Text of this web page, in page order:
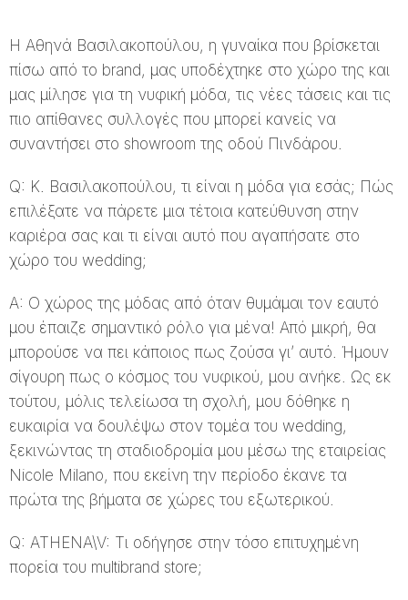
Η Αθηνά Βασιλακοπούλου, η γυναίκα που βρίσκεται
πίσω από το brand, μας υποδέχτηκε στο χώρο της και
μας μίλησε για τη νυφική μόδα, τις νέες τάσεις και τις
πιο απίθανες συλλογές που μπορεί κανείς να
συναντήσει στο showroom της οδού Πινδάρου.
Q: Κ. Βασιλακοπούλου, τι είναι η μόδα για εσάς; Πώς
επιλέξατε να πάρετε μια τέτοια κατεύθυνση στην
καριέρα σας και τι είναι αυτό που αγαπήσατε στο
χώρο του wedding;
A: Ο χώρος της μόδας από όταν θυμάμαι τον εαυτό
μου έπαιζε σημαντικό ρόλο για μένα! Από μικρή, θα
μπορούσε να πει κάποιος πως ζούσα γι’ αυτό. Ήμουν
σίγουρη πως ο κόσμος του νυφικού, μου ανήκε. Ως εκ
τούτου, μόλις τελείωσα τη σχολή, μου δόθηκε η
ευκαιρία να δουλέψω στον τομέα του wedding,
ξεκινώντας τη σταδιοδρομία μου μέσω της εταιρείας
Nicole Milano, που εκείνη την περίοδο έκανε τα
πρώτα της βήματα σε χώρες του εξωτερικού.
Q: ATHENA\V: Τι οδήγησε στην τόσο επιτυχημένη
πορεία του multibrand store;